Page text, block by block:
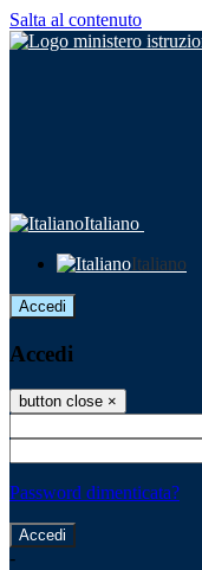
Salta al contenuto
Italiano
Italiano
Accedi
Accedi
button close ×
Password dimenticata?
-